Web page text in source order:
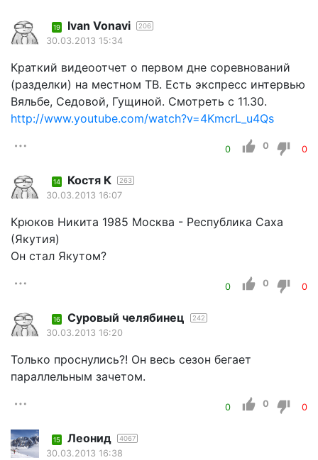
19 Ivan Vonavi 206
30.03.2013 15:34
Краткий видеоотчет о первом дне соревнований
(разделки) на местном ТВ. Есть экспресс интервью
Вяльбе, Седовой, Гущиной. Смотреть с 11.30.
http://www.youtube.com/watch?v=4KmcrL_u4Qs
0 0 0
14 Костя К 263
30.03.2013 16:07
Крюков Никита 1985 Москва - Республика Саха
(Якутия)
Он стал Якутом?
0 0 0
16 Суровый челябинец 242
30.03.2013 16:20
Только проснулись?! Он весь сезон бегает
параллельным зачетом.
0 0 0
15 Леонид 4067
30.03.2013 16:38